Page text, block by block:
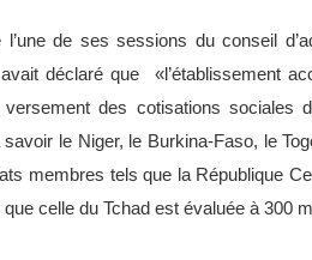
de ses sessions du conseil
déclaré que «l’établissement
des cotisations sociales
le Niger, le Burkina-Faso, le
membres tels que la République
celle du Tchad est évaluée à 300